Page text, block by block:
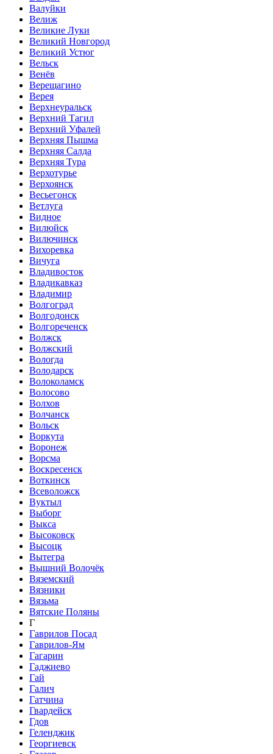
Валуйки
Велиж
Великие Луки
Великий Новгород
Великий Устюг
Вельск
Венёв
Верещагино
Верея
Верхнеуральск
Верхний Тагил
Верхний Уфалей
Верхняя Пышма
Верхняя Салда
Верхняя Тура
Верхотурье
Верхоянск
Весьегонск
Ветлуга
Видное
Вилюйск
Вилючинск
Вихоревка
Вичуга
Владивосток
Владикавказ
Владимир
Волгоград
Волгодонск
Волгореченск
Волжск
Волжский
Вологда
Володарск
Волоколамск
Волосово
Волхов
Волчанск
Вольск
Воркута
Воронеж
Ворсма
Воскресенск
Воткинск
Всеволожск
Вуктыл
Выборг
Выкса
Высоковск
Высоцк
Вытегра
Вышний Волочёк
Вяземский
Вязники
Вязьма
Вятские Поляны
Г
Гаврилов Посад
Гаврилов-Ям
Гагарин
Гаджиево
Гай
Галич
Гатчина
Гвардейск
Гдов
Геленджик
Георгиевск